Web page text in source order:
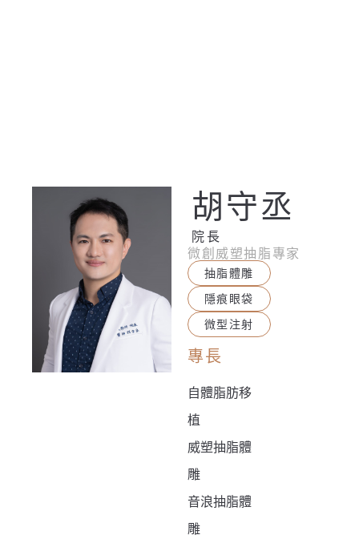
胡守丞
院長
微創威塑抽脂專家
抽脂體雕
隱痕眼袋
微型注射
專長
自體脂肪移
植
威塑抽脂體
雕
音浪抽脂體
雕